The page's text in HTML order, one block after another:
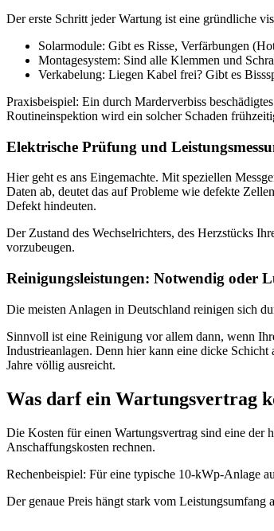
Der erste Schritt jeder Wartung ist eine gründliche
Solarmodule: Gibt es Risse, Verfärbungen
Montagesystem: Sind alle Klemmen und
Verkabelung: Liegen Kabel frei? Gibt es
Praxisbeispiel: Ein durch Marderverbiss
Routineinspektion wird ein solcher Schaden
Elektrische Prüfung und
Hier geht es ans Eingemachte. Mit speziellen
Daten ab, deutet das auf Probleme wie defekte
Defekt hindeuten.
Der Zustand des Wechselrichters, des Herzstücks
vorzubeugen.
Reinigungsleistungen: Notwendig oder
Die meisten Anlagen in Deutschland reinigen sich
Sinnvoll ist eine Reinigung vor allem dann, wenn
Industrieanlagen. Denn hier kann eine dicke
Jahre völlig ausreicht.
Was darf ein Wartungsvertrag
Die Kosten für einen Wartungsvertrag sind eine der
Anschaffungskosten rechnen.
Rechenbeispiel: Für eine typische 10-kWp-Anlage
Der genaue Preis hängt stark vom Leistungsumfang